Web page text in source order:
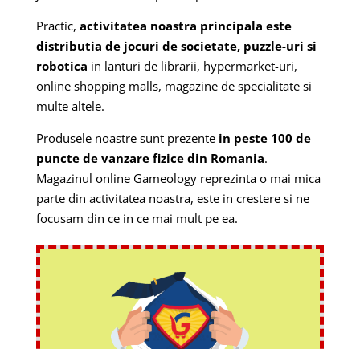
Practic, activitatea noastra principala este
distributia de jocuri de societate, puzzle-uri si
robotica in lanturi de librarii, hypermarket-uri,
online shopping malls, magazine de specialitate si
multe altele.
Produsele noastre sunt prezente in peste 100 de
puncte de vanzare fizice din Romania.
Magazinul online Gameology reprezinta o mai mica
parte din activitatea noastra, este in crestere si ne
focusam din ce in ce mai mult pe ea.